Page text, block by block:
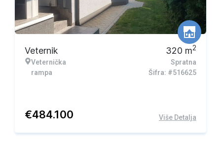
Veternik
Veternička
rampa
320 m2
Spratna
Šifra: #516625
€484.100 Više Detalja